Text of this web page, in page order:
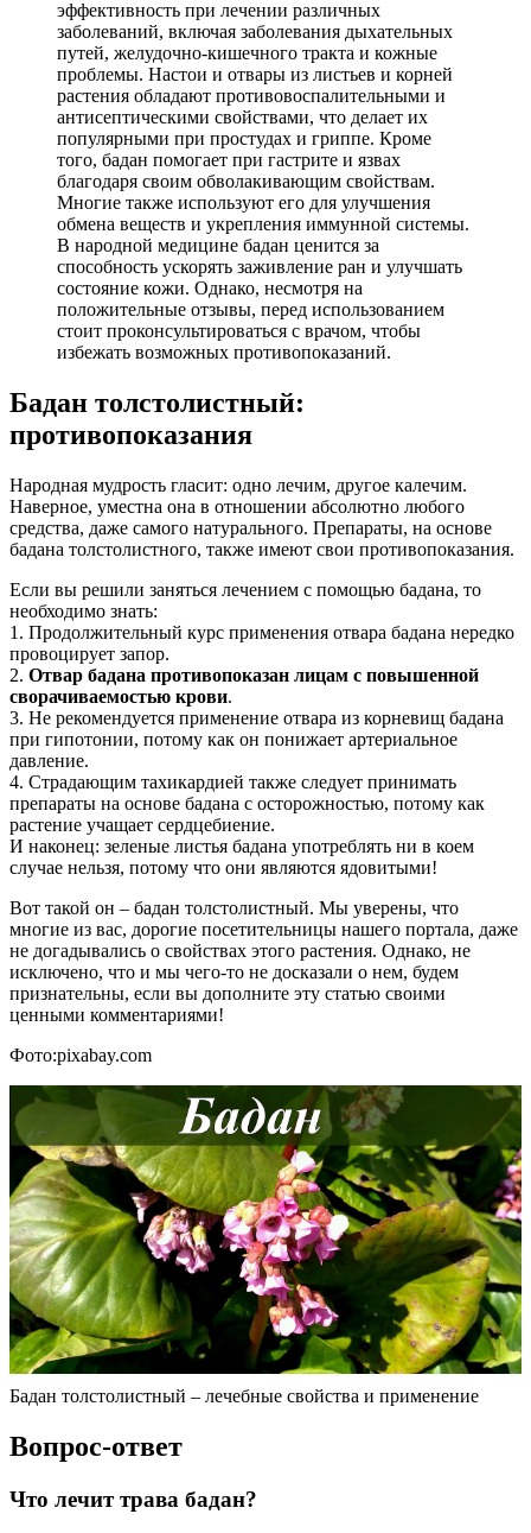
эффективность при лечении различных
заболеваний, включая заболевания дыхательных
путей, желудочно-кишечного тракта и кожные
проблемы. Настои и отвары из листьев и корней
растения обладают противовоспалительными и
антисептическими свойствами, что делает их
популярными при простудах и гриппе. Кроме
того, бадан помогает при гастрите и язвах
благодаря своим обволакивающим свойствам.
Многие также используют его для улучшения
обмена веществ и укрепления иммунной системы.
В народной медицине бадан ценится за
способность ускорять заживление ран и улучшать
состояние кожи. Однако, несмотря на
положительные отзывы, перед использованием
стоит проконсультироваться с врачом, чтобы
избежать возможных противопоказаний.
Бадан толстолистный:
противопоказания
Народная мудрость гласит: одно лечим, другое калечим.
Наверное, уместна она в отношении абсолютно любого
средства, даже самого натурального. Препараты, на основе
бадана толстолистного, также имеют свои противопоказания.
Если вы решили заняться лечением с помощью бадана, то
необходимо знать:
1. Продолжительный курс применения отвара бадана нередко
провоцирует запор.
2. Отвар бадана противопоказан лицам с повышенной
сворачиваемостью крови.
3. Не рекомендуется применение отвара из корневищ бадана
при гипотонии, потому как он понижает артериальное
давление.
4. Страдающим тахикардией также следует принимать
препараты на основе бадана с осторожностью, потому как
растение учащает сердцебиение.
И наконец: зеленые листья бадана употреблять ни в коем
случае нельзя, потому что они являются ядовитыми!
Вот такой он – бадан толстолистный. Мы уверены, что
многие из вас, дорогие посетительницы нашего портала, даже
не догадывались о свойствах этого растения. Однако, не
исключено, что и мы чего-то не досказали о нем, будем
признательны, если вы дополните эту статью своими
ценными комментариями!
Фото:pixabay.com
Бадан толстолистный – лечебные свойства и применение
Вопрос-ответ
Что лечит трава бадан?